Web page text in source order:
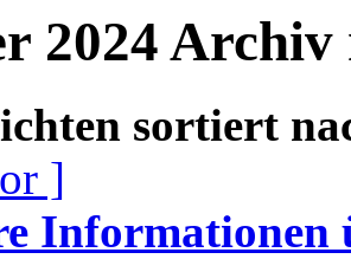
2024 Archiv
sortiert
]
Informationen